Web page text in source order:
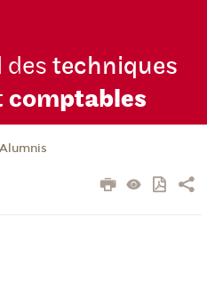
destechniques
comptables
Alumnis